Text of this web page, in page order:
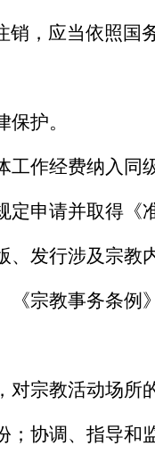
销，应当依照国
护。
作经费纳入同
定申请并取得《
发行涉及宗教
《宗教事务条例
对宗教活动场所
；协调、指导和